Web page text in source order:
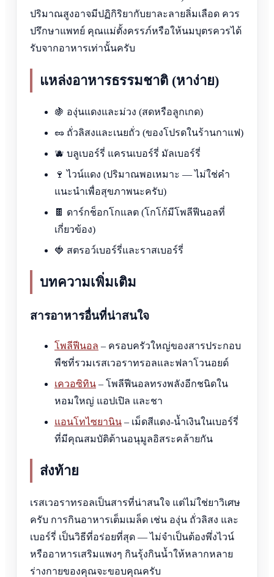
ปริมาณสูงอาจมีปฏิกิริยากับยาละลายลิ่มเลือด ควร
ปรึกษาแพทย์ คุณแม่ตั้งครรภ์หรือให้นมบุตรควรได้
รับจากอาหารเท่านั้นครับ
แหล่งอาหารธรรมชาติ (หาง่าย)
🍇 องุ่นแดงและม่วง (สดหรือลูกเกด)
🥜 ถั่วลิสงและเนยถั่ว (ของโปรดในร้านกาแฟ)
🫐 บลูเบอร์รี่ แครนเบอร์รี่ มัลเบอร์รี่
🍷 ไวน์แดง (ปริมาณพอเหมาะ — ไม่ใช่คำ
แนะนำเพื่อสุขภาพนะครับ)
🍫 ดาร์กช็อกโกแลต (โกโก้มีโพลีฟีนอลที่
เกี่ยวข้อง)
🍓 สตรอว์เบอร์รี่และราสเบอร์รี่
บทความเพิ่มเติม
สารอาหารอื่นที่น่าสนใจ
โพลีฟีนอล – ครอบครัวใหญ่ของสารประกอบ
พืชที่รวมเรสเวอราทรอลและฟลาโวนอยด์
เควอซิทิน – โพลีฟีนอลทรงพลังอีกชนิดใน
หอมใหญ่ แอปเปิล และชา
แอนโทไซยานิน – เม็ดสีแดง-น้ำเงินในเบอร์รี่
ที่มีคุณสมบัติต้านอนุมูลอิสระคล้ายกัน
ส่งท้าย
เรสเวอราทรอลเป็นสารที่น่าสนใจ แต่ไม่ใช่ยาวิเศษ
ครับ การกินอาหารเต็มเมล็ด เช่น องุ่น ถั่วลิสง และ
เบอร์รี่ เป็นวิธีที่อร่อยที่สุด — ไม่จำเป็นต้องพึ่งไวน์
หรืออาหารเสริมแพงๆ กินรุ้งกินน้ำให้หลากหลาย
ร่างกายของคุณจะขอบคุณครับ